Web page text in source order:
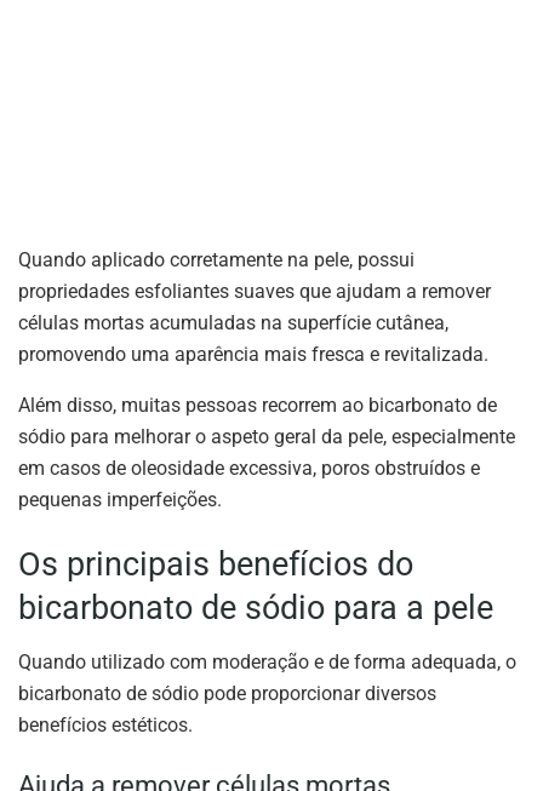
Quando aplicado corretamente na pele, possui
propriedades esfoliantes suaves que ajudam a remover
células mortas acumuladas na superfície cutânea,
promovendo uma aparência mais fresca e revitalizada.
Além disso, muitas pessoas recorrem ao bicarbonato de
sódio para melhorar o aspeto geral da pele, especialmente
em casos de oleosidade excessiva, poros obstruídos e
pequenas imperfeições.
Os principais benefícios do
bicarbonato de sódio para a pele
Quando utilizado com moderação e de forma adequada, o
bicarbonato de sódio pode proporcionar diversos
benefícios estéticos.